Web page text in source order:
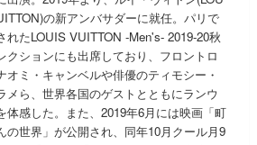
の新アンバサダーに就任。パリで
れたLOUIS VUITTON -Men's- 2019-20秋
クションにも出席しており、フロントロ
オミ・キャンベルや俳優のティモシー・
メら、世界各国のゲストとともにランウ
体感した。また、2019年6月には映画「町
の世界」が公開され、同年10月クール月9